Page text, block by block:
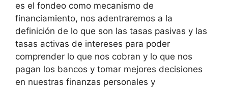
es el fondeo como mecanismo de
financiamiento, nos adentraremos a la
definición de lo que son las tasas pasivas y las
tasas activas de intereses para poder
comprender lo que nos cobran y lo que nos
pagan los bancos y tomar mejores decisiones
en nuestras finanzas personales y